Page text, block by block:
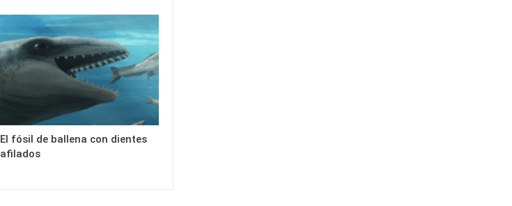
El fósil de ballena con dientes
afilados